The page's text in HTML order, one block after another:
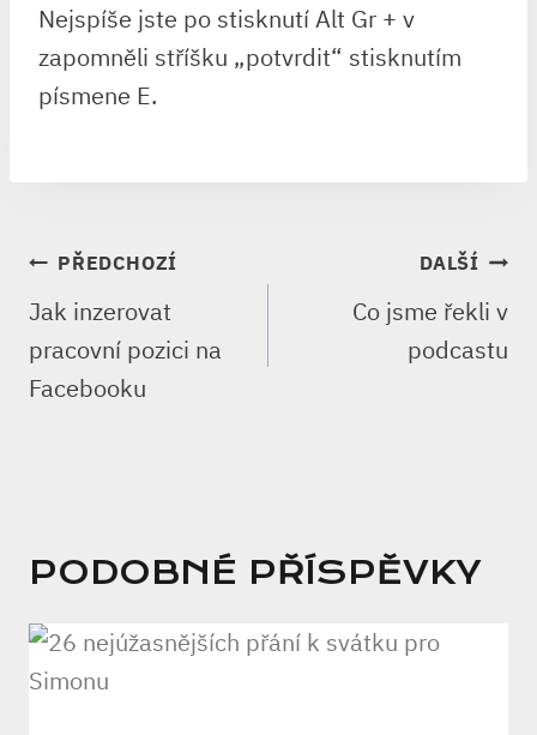
Nejspíše jste po stisknutí Alt Gr + v
zapomněli stříšku „potvrdit“ stisknutím
písmene E.
NAVIGACE
PRO
PŘÍSPĚVEK
PŘEDCHOZÍ
Jak inzerovat
pracovní pozici na
Facebooku
DALŠÍ
Co jsme řekli v
podcastu
PODOBNÉ PŘÍSPĚVKY